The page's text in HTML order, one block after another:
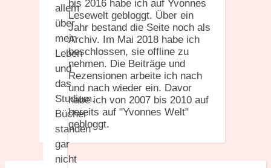
allem
über
mein
Leben
und
das
Studium.
Bücher
standen
gar
nicht
bis 2016 habe ich auf Yvonnes
Lesewelt gebloggt. Über ein
Jahr bestand die Seite noch als
Archiv. Im Mai 2018 habe ich
beschlossen, sie offline zu
nehmen. Die Beiträge und
Rezensionen arbeite ich nach
und nach wieder ein. Davor
habe ich von 2007 bis 2010 auf
bereits auf "Yvonnes Welt"
gebloggt.